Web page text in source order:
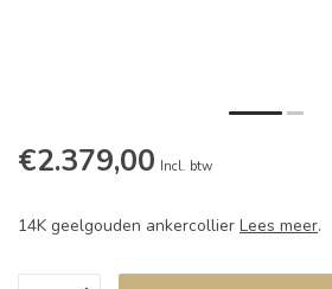
€2.379,00 Incl. btw
14K geelgouden ankercollier Lees meer.